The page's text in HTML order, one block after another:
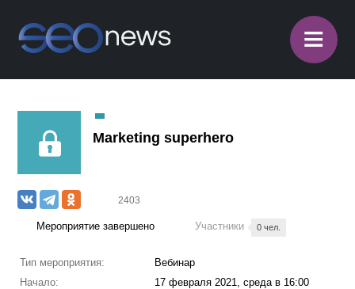
≡
Marketing superhero
2403
Мероприятие завершено Участники 0 чел.
Тип мероприятия:
Вебинар
Начало:
17 февраля 2021, среда в 16:00